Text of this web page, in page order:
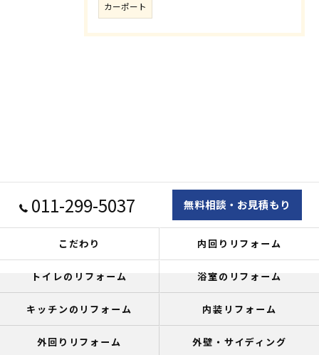
カーポート
011-299-5037 無料相談・お見積もり
こだわり 内回りリフォーム
トイレのリフォーム 浴室のリフォーム
キッチンのリフォーム 内装リフォーム
外回りリフォーム 外壁・サイディング